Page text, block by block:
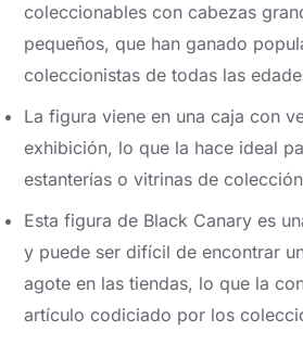
coleccionables con cabezas
pequeños, que han ganado
coleccionistas de todas las
La figura viene en una caja con
exhibición, lo que la hace ideal
estanterías o vitrinas de
Esta figura de Black Canary es
y puede ser difícil de encontrar
agote en las tiendas, lo que la
artículo codiciado por los